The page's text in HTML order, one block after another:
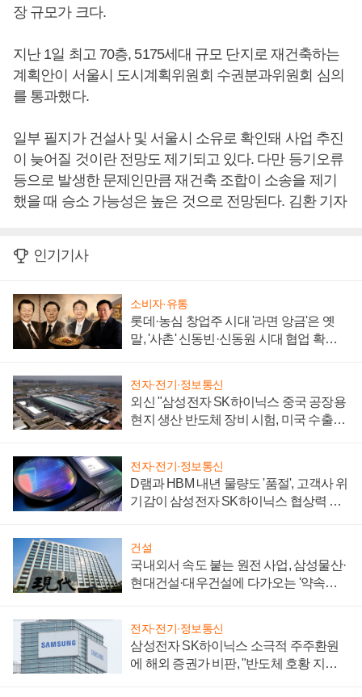
장 규모가 크다.
지난 1일 최고 70층, 5175세대 규모 단지로 재건축하는
계획안이 서울시 도시계획위원회 수권분과위원회 심의
를 통과했다.
일부 필지가 건설사 및 서울시 소유로 확인돼 사업 추진
이 늦어질 것이란 전망도 제기되고 있다. 다만 등기오류
등으로 발생한 문제인만큼 재건축 조합이 소송을 제기
했을 때 승소 가능성은 높은 것으로 전망된다. 김환 기자
인기기사
소비자·유통
롯데·농심 창업주 시대 '라면 앙금'은 옛
말, '사촌' 신동빈·신동원 시대 협업 확대
전자·전기·정보통신
외신 "삼성전자 SK하이닉스 중국 공장용
현지 생산 반도체 장비 시험, 미국 수출통
전자·전기·정보통신
D램과 HBM 내년 물량도 '품절', 고객사 위
기감이 삼성전자 SK하이닉스 협상력 더
건설
국내외서 속도 붙는 원전 사업, 삼성물산·
현대건설·대우건설에 다가오는 '약속의
전자·전기·정보통신
삼성전자 SK하이닉스 소극적 주주환원
에 해외 증권가 비판, "반도체 호황 지속